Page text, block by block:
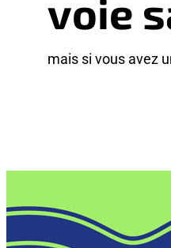
voie
mais si vous avez